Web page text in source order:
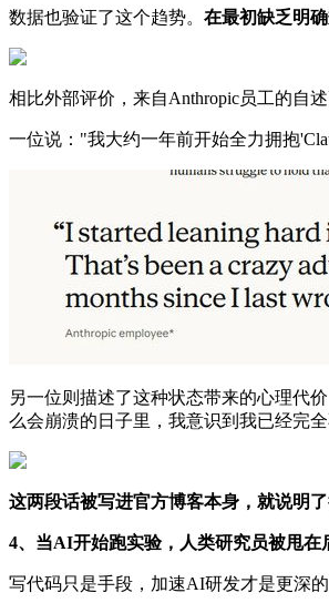
数据也验证了这个趋势。 在最初缺乏明
相比外部评价，来自Anthropic员工的自
一位说："我大约一年前开始全力拥抱
另一位则描述了这种状态带来的心理代
么会崩溃的日子里，我意识到我已经完
这两段话被写进官方博客本身，就说明
4、当AI开始跑实验，人类研究员被甩在
写代码只是手段，加速AI研发才是更深的